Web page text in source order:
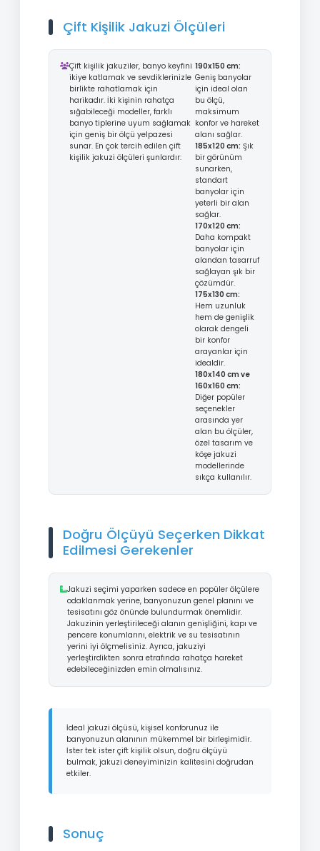
Çift Kişilik Jakuzi Ölçüleri
Çift kişilik jakuziler, banyo keyfini
ikiye katlamak ve sevdiklerinizle
birlikte rahatlamak için
harikadır. İki kişinin rahatça
sığabileceği modeller, farklı
banyo tiplerine uyum sağlamak
için geniş bir ölçü yelpazesi
sunar. En çok tercih edilen çift
kişilik jakuzi ölçüleri şunlardır:
190x150 cm:
Geniş banyolar
için ideal olan
bu ölçü,
maksimum
konfor ve hareket
alanı sağlar.
185x120 cm: Şık
bir görünüm
sunarken,
standart
banyolar için
yeterli bir alan
sağlar.
170x120 cm:
Daha kompakt
banyolar için
alandan tasarruf
sağlayan şık bir
çözümdür.
175x130 cm:
Hem uzunluk
hem de genişlik
olarak dengeli
bir konfor
arayanlar için
idealdir.
180x140 cm ve
160x160 cm:
Diğer popüler
seçenekler
arasında yer
alan bu ölçüler,
özel tasarım ve
köşe jakuzi
modellerinde
sıkça kullanılır.
Doğru Ölçüyü Seçerken Dikkat
Edilmesi Gerekenler
Jakuzi seçimi yaparken sadece en popüler ölçülere
odaklanmak yerine, banyonuzun genel planını ve
tesisatını göz önünde bulundurmak önemlidir.
Jakuzinin yerleştirileceği alanın genişliğini, kapı ve
pencere konumlarını, elektrik ve su tesisatının
yerini iyi ölçmelisiniz. Ayrıca, jakuziyi
yerleştirdikten sonra etrafında rahatça hareket
edebileceğinizden emin olmalısınız.
İdeal jakuzi ölçüsü, kişisel konforunuz ile
banyonuzun alanının mükemmel bir birleşimidir.
İster tek ister çift kişilik olsun, doğru ölçüyü
bulmak, jakuzi deneyiminizin kalitesini doğrudan
etkiler.
Sonuç